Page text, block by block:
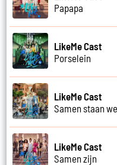
Papapa
LikeMe Cast
Porselein
LikeMe Cast
Samen staan
LikeMe Cast
Samen zijn